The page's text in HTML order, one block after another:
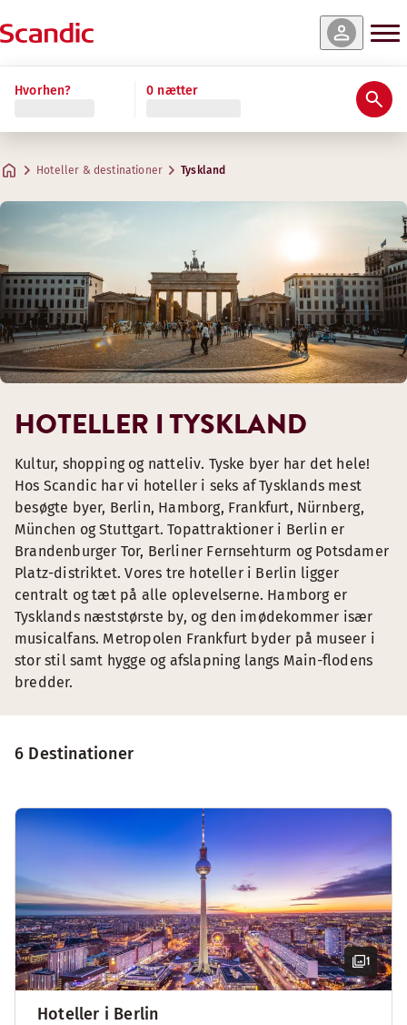
Hvorhen? 0 nætter
Hoteller & destinationer Tyskland
6 Destinationer
1
Hoteller i Berlin
HOTELLER I TYSKLAND
Kultur, shopping og natteliv. Tyske byer har det hele!
Hos Scandic har vi hoteller i seks af Tysklands mest
besøgte byer, Berlin, Hamborg, Frankfurt, Nürnberg,
München og Stuttgart. Topattraktioner i Berlin er
Brandenburger Tor, Berliner Fernsehturm og Potsdamer
Platz-distriktet. Vores tre hoteller i Berlin ligger
centralt og tæt på alle oplevelserne. Hamborg er
Tysklands næststørste by, og den imødekommer især
musicalfans. Metropolen Frankfurt byder på museer i
stor stil samt hygge og afslapning langs Main-flodens
bredder.